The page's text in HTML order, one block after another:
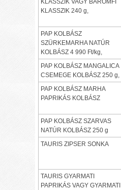
KLASSZIK 240 g,
PAP KOLBÁSZ
SZÜRKEMARHA NATÚR
KOLBÁSZ 4 990 Ft/kg,
PAP KOLBÁSZ MANGALICA
CSEMEGE KOLBÁSZ 250 g,
PAP KOLBÁSZ MARHA
PAPRIKÁS KOLBÁSZ
PAP KOLBÁSZ SZARVAS
NATÚR KOLBÁSZ 250 g
TAURIS ZIPSER SONKA
TAURIS GYARMATI
PAPRIKÁS VAGY GYARMATI